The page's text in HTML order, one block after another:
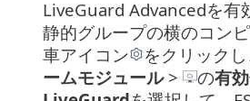
LiveGuard Advancedを有
静的グループの横のコン
車アイコン
をクリックし
ームモジュール> の有